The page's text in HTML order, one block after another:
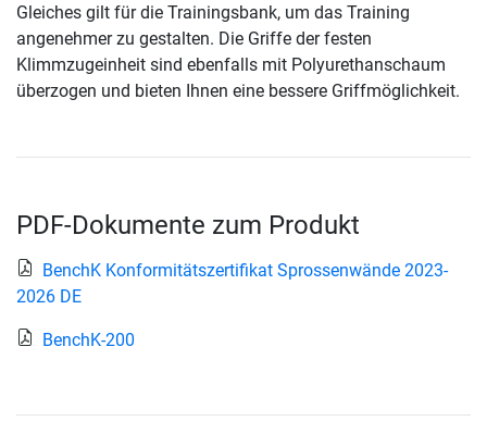
Gleiches gilt für die Trainingsbank, um das Training
angenehmer zu gestalten. Die Griffe der festen
Klimmzugeinheit sind ebenfalls mit Polyurethanschaum
überzogen und bieten Ihnen eine bessere Griffmöglichkeit.
PDF-Dokumente zum Produkt
BenchK Konformitätszertifikat Sprossenwände 2023-
2026 DE
BenchK-200